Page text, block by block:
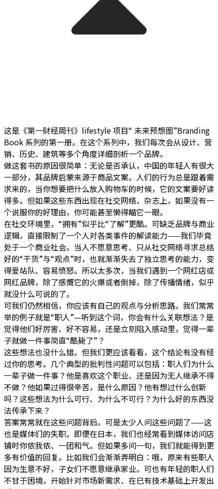
这是《第一财经周刊》lifestyle 项目“ 未来预想图”Branding
Book 系列的第一册。在这个系列中，我们每次会从设计、营
销、历史、建筑等多个角度详细剖析一个品牌。
做这套书的原因很简单：无论是否承认，中国的年轻人有很大
一部分，其品牌启蒙来源于商品文案。人们的行为总是跟着需
求来的，当你想要把什么放入购物车的时候，它的文案要好读
得多。但如果这些东西出现在社交网络、杂志上，如果没有一
个说服你的好理由，你可能甚至懒得瞄它一眼。
在社交环境里，“拥有”似乎比“了解”更酷。可缺乏品牌与商业
逻辑，直接限制了一个人对各类事件的解读能力——我们毕竟
处于一个商业社会。当人不愿意思考、只从社交网络寻求总结
好的“干货”与“观点”时，也就渐渐失去了独立思考的能力，变
得爱站队、容易愤怒。所以太多次，当我们遇到一个网红店或
网红品牌，除了感慨它的火爆或者倒掉，除了传播情绪，似乎
就没什么可说的了。
可我们仍然相信，你应该有自己的观点与分析思路。我们常常
举的例子就是“职人”—听到这个词，你会有什么关联想法？是
觉得他们好厉害、好不容易，还是立刻陷入感动里，觉得一辈
子就做一件事简直“酷毙了”？
这些想法也没什么错。但我们更应该看看，这个结论有没有经
过你的思考。几个典型的批判性问题可以包括：职人们为什么
一辈子做一件事？他是喜欢这个职业、还是因为无人继承不得
不做？他如果过得很辛苦，是什么原因？他有想过什么创新
吗？这些想法为什么可行、为什么不可行？为什么好的东西没
法传承下来？
答案常常就在这些问题背后。可是太少人问这些问题了——这
也是媒体们的失职。即便在日本，我们也经常看到媒体访问店
铺时你侬我侬、一团和气。但如果多问一句，我们就能得到更
多有价值的回复。比如我们会渐渐弄明白：哦，原来有些职人
因为生意不好，子女们不愿意继承家业。可也有年轻的职人们
不甘于困境，开始针对市场新需求、在已有技术基础上开发出